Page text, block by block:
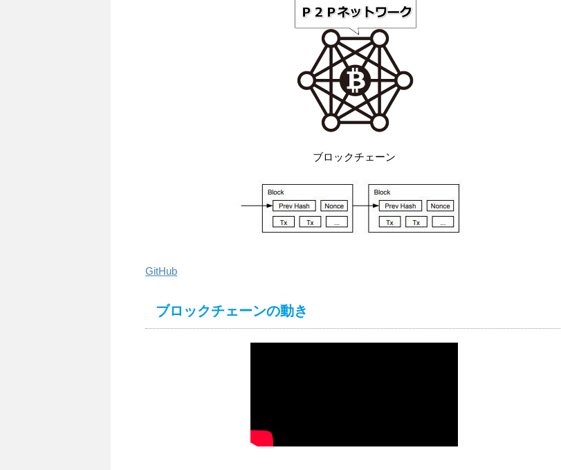
ブロックチェーン
GitHub
ブロックチェーンの動き